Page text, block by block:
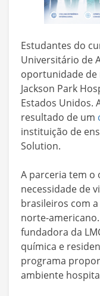
Estudantes do
Universitário de
oportunidade de
Jackson Park
Estados Unidos.
resultado de um
instituição de
Solution.
A parceria tem o
necessidade de
brasileiros com
norte-
fundadora da
química e
programa
ambiente